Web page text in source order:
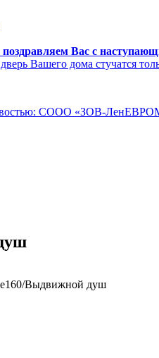
поздравляем Вас с
Вашего дома стучатся
СООО «ЗОВ-